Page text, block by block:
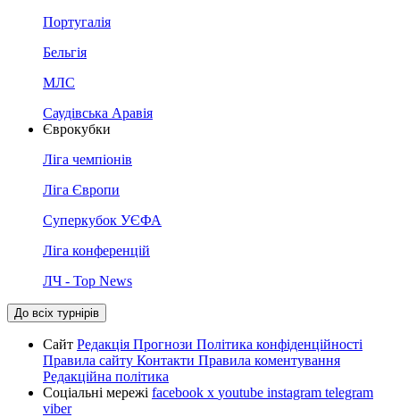
Португалія
Бельгія
МЛС
Саудівська Аравія
Єврокубки
Ліга чемпіонів
Ліга Європи
Суперкубок УЄФА
Ліга конференцій
ЛЧ - Top News
До всіх турнірів
Сайт Редакція Прогнози Політика конфіденційності
Правила сайту Контакти Правила коментування
Редакційна політика
Соціальні мережі facebook x youtube instagram telegram
viber